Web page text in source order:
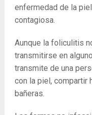
enfermedad de la
contagiosa.
Aunque la foliculitis
transmitirse en
transmite de una
con la piel, compartir
bañeras.